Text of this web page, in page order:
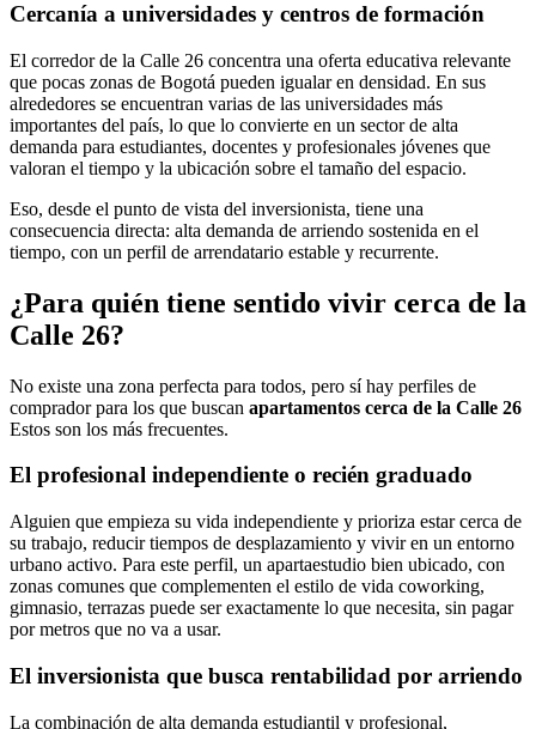
Cercanía a universidades y centros de formación
El corredor de la Calle 26 concentra una oferta educativa relevante
que pocas zonas de Bogotá pueden igualar en densidad. En sus
alrededores se encuentran varias de las universidades más
importantes del país, lo que lo convierte en un sector de alta
demanda para estudiantes, docentes y profesionales jóvenes que
valoran el tiempo y la ubicación sobre el tamaño del espacio.
Eso, desde el punto de vista del inversionista, tiene una
consecuencia directa: alta demanda de arriendo sostenida en el
tiempo, con un perfil de arrendatario estable y recurrente.
¿Para quién tiene sentido vivir cerca de la
Calle 26?
No existe una zona perfecta para todos, pero sí hay perfiles de
comprador para los que buscan apartamentos cerca de la Calle 26
Estos son los más frecuentes.
El profesional independiente o recién graduado
Alguien que empieza su vida independiente y prioriza estar cerca de
su trabajo, reducir tiempos de desplazamiento y vivir en un entorno
urbano activo. Para este perfil, un apartaestudio bien ubicado, con
zonas comunes que complementen el estilo de vida coworking,
gimnasio, terrazas puede ser exactamente lo que necesita, sin pagar
por metros que no va a usar.
El inversionista que busca rentabilidad por arriendo
La combinación de alta demanda estudiantil y profesional,